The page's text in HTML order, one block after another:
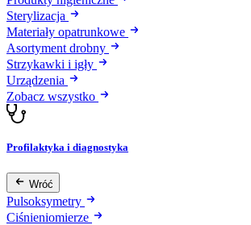
Sterylizacja
Materiały opatrunkowe
Asortyment drobny
Strzykawki i igły
Urządzenia
Zobacz wszystko
Profilaktyka i diagnostyka
Wróć
Pulsoksymetry
Ciśnieniomierze